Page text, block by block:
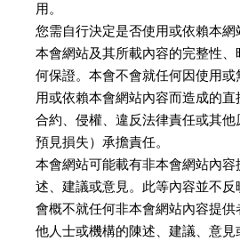
用。
您需自行決定是否使用或依賴本
本會網站及其所載內容的完整性
何保證。本會不會就任何因使用
用或依賴本會網站內容而造成的
合約、侵權、違反法律責任或其
預見損失）承擔責任。
本會網站可能載有非本會網站內
述、建議或意見。此等內容並不
會概不就任何非本會網站內容提
他人士或機構的陳述、建議、意